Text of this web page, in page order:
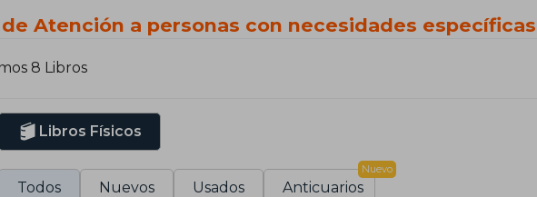
Atención a personas con necesidades específicas
8 Libros
Libros Físicos
Todos Nuevos Usados Anticuarios
Nuevo